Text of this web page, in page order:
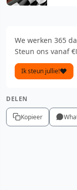
We werken 365
Steun ons vanaf
Ik steun jullie!
DELEN
Kopieer